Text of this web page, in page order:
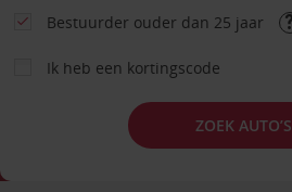
Bestuurder ouder dan 25 jaar
Ik heb een kortingscode
ZOEK AUTO’S